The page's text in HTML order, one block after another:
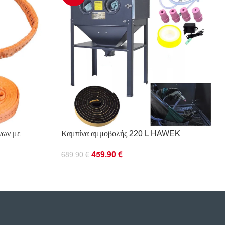
με Καμπίνα αμμοβολής 220 L HAWEK
689.90€ 459.90€